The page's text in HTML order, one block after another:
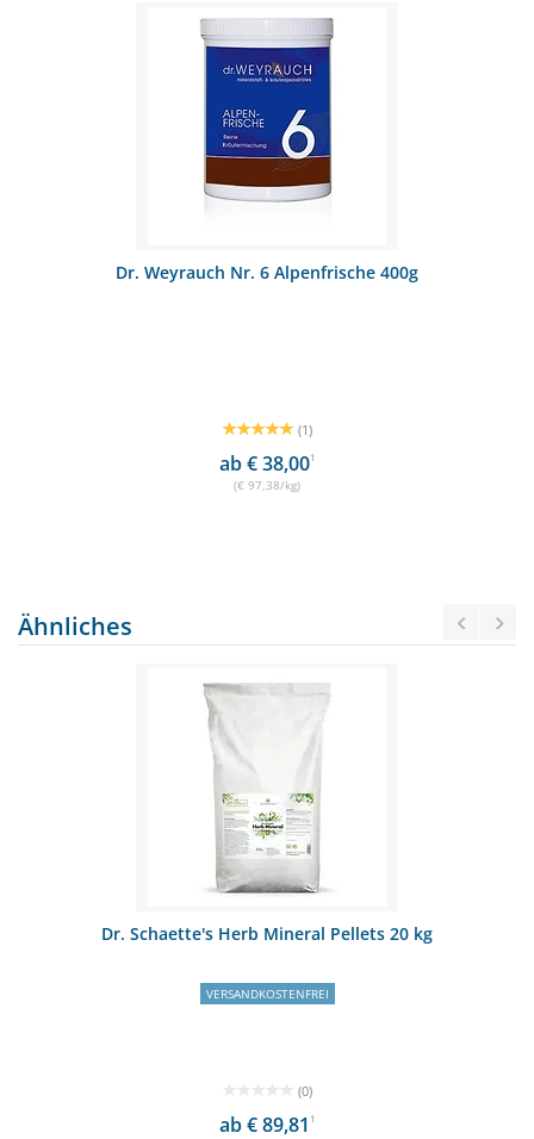
Dr. Weyrauch Nr. 6 Alpenfrische 400g
(1)
ab € 38,001
(€ 97,38/kg)
Ähnliches
Dr. Schaette's Herb Mineral Pellets 20 kg
VERSANDKOSTENFREI
(0)
ab € 89,81 1